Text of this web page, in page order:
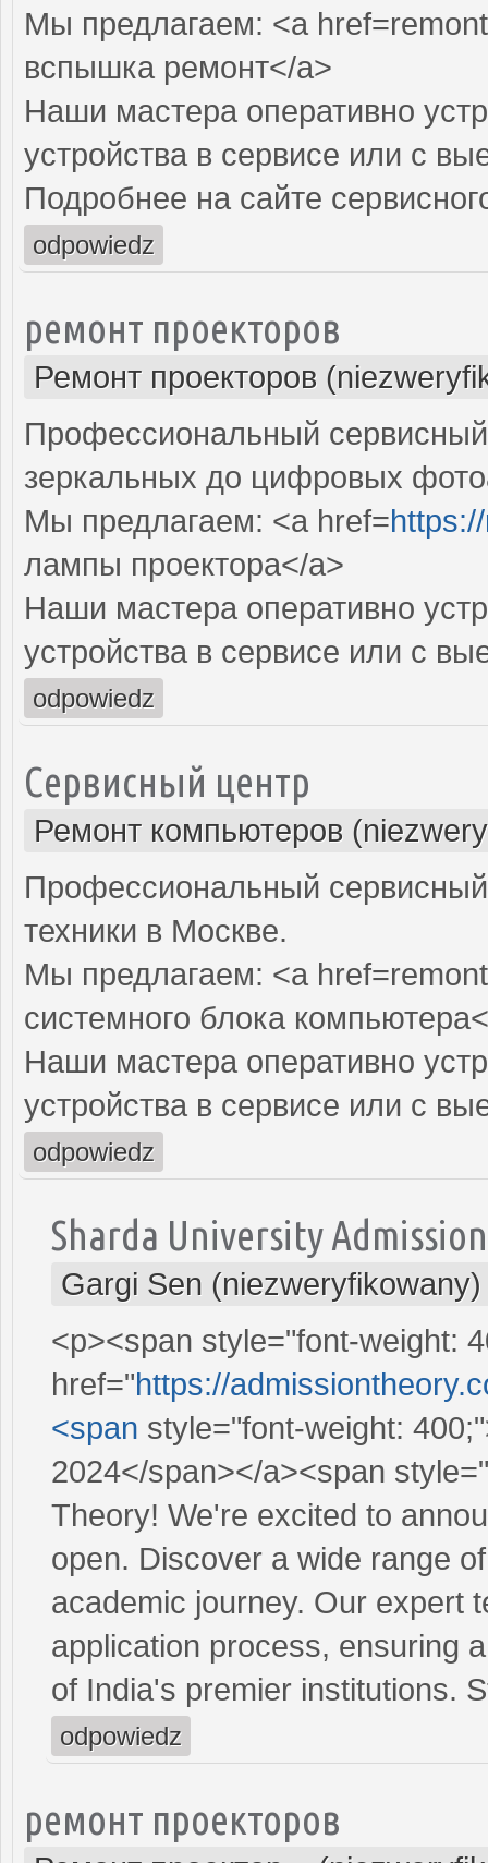
Мы предлагаем: <a
вспышка ремонт</a>
Наши мастера оперативно
устройства в сервисе или с
Подробнее на сайте
odpowiedz
ремонт проекторов
Ремонт проекторов
Профессиональный
зеркальных до цифровых
Мы предлагаем: <a href=
лампы проектора</a>
Наши мастера оперативно
устройства в сервисе или с
odpowiedz
Сервисный центр
Ремонт компьютеров
Профессиональный
техники в Москве.
Мы предлагаем: <a
системного блока
Наши мастера оперативно
устройства в сервисе или с
odpowiedz
Sharda University
Gargi Sen (niezweryfikowany)
<p><span style="font-weight:
href="https://
<span style="font-weight:
2024</span></a><span
Theory! We're excited to
open. Discover a wide range
academic journey. Our expert
application process, ensuring
of India's premier institutions.
odpowiedz
ремонт проекторов